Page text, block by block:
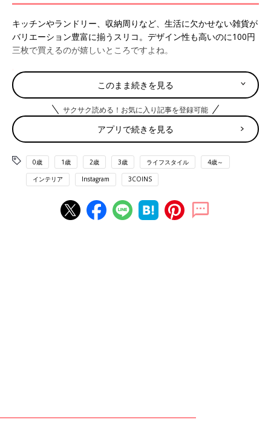
キッチンやランドリー、収納周りなど、生活に欠かせない雑貨が
バリエーション豊富に揃うスリコ。デザイン性も高いのに100円
三枚で買えるのが嬉しいところですよね。
おもてなしにも使えるスレートプレートが揃う
このまま続きを見る
サクサク読める！お気に入り記事を登録可能
アプリで続きを見る
0歳 1歳 2歳 3歳 ライフスタイル 4歳～
インテリア Instagram 3COINS